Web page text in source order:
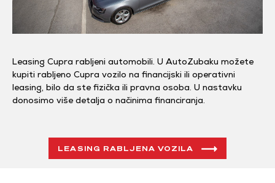
Leasing Cupra rabljeni automobili. U AutoZubaku možete
kupiti rabljeno Cupra vozilo na financijski ili operativni
leasing, bilo da ste fizička ili pravna osoba. U nastavku
donosimo više detalja o načinima financiranja.
LEASING RABLJENA VOZILA